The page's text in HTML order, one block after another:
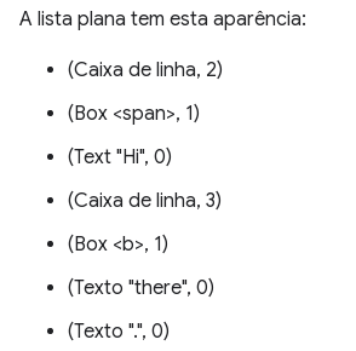
A lista plana tem esta aparência:
(Caixa de linha, 2)
(Box <span>, 1)
(Text "Hi", 0)
(Caixa de linha, 3)
(Box <b>, 1)
(Texto "there", 0)
(Texto ".", 0)